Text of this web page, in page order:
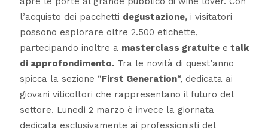
l’acquisto dei pacchetti degustazione,i visitatori
possono esplorare oltre 2.500 etichette,
partecipando inoltre a masterclass gratuitee talk
di approfondimento.Tra le novità di quest’anno
spicca la sezione “First Generation“, dedicata ai
giovani viticoltori che rappresentano il futuro del
settore. Lunedì 2 marzo è invece la giornata
dedicata esclusivamente ai professionisti del